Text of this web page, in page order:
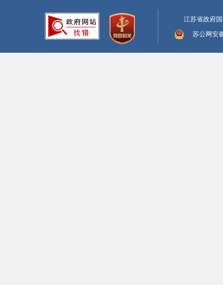
江苏省政府
苏公网安